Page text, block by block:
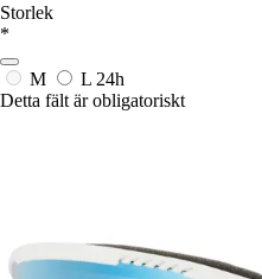
Storlek
*
M L 24h
Detta fält är obligatoriskt